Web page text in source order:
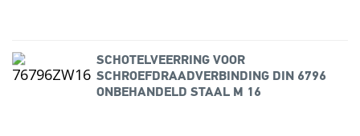
SCHOTELVEERRING VOOR
SCHROEFDRAADVERBINDING DIN 6796
ONBEHANDELD STAAL M 16